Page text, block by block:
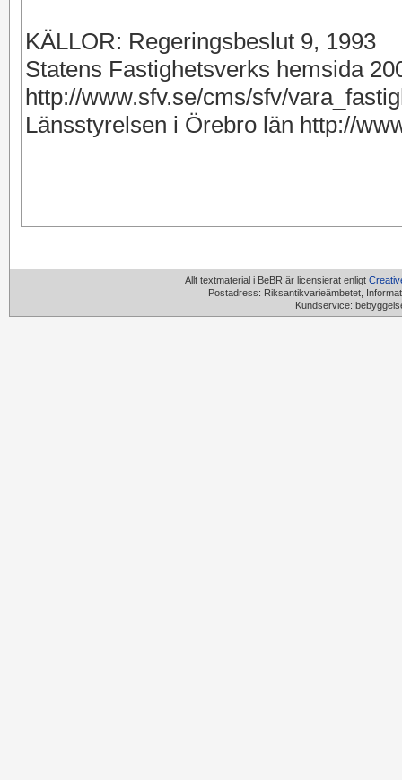
KÄLLOR: Regeringsbeslut 9, 1993
Statens Fastighetsverks hemsida
http://www.sfv.se/cms/sfv/
Länsstyrelsen i Örebro län http://
Allt textmaterial i BeBR är licensierat enligt
Postadress: Riksantikvarieämbetet,
Kundservice: